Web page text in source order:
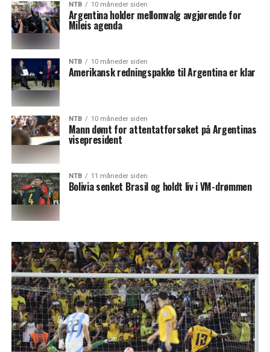
NTB 10 måneder siden
Argentina holder mellomvalg avgjørende for
Mileis agenda
NTB 10 måneder siden
Amerikansk redningspakke til Argentina er klar
NTB 10 måneder siden
Mann dømt for attentatforsøket på Argentinas
visepresident
NTB 11 måneder siden
Bolivia senket Brasil og holdt liv i VM-drømmen